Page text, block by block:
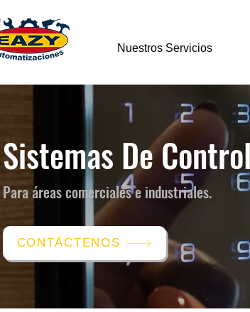
Nuestros Servicios
Sistemas De
Para áreas comerciales e industriales.
CONTÁCTENOS